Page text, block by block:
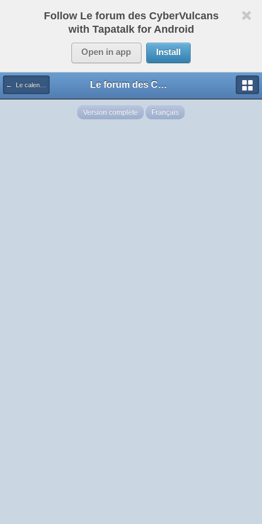
Follow Le forum des CyberVulcans
with Tapatalk for Android
Open in app Install
← Le calendrier des Cybers Le forum des CyberVulcans
Version complète Français